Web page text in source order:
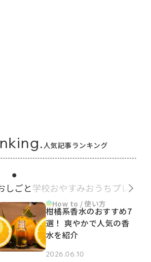
人気記事ランキング
しごと学校おやすみおうち プレゼン
How to / 使い方
柑橘系香水のおすすめ7
選！ 爽やかで人気の香
水を紹介
2026.06.10